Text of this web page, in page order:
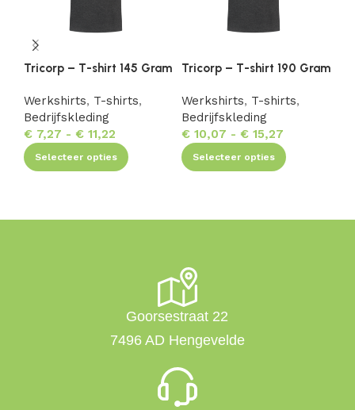
Tricorp – T-shirt 145 Gram
Werkshirts, T-shirts,
Bedrijfskleding
€ 7,27 - € 11,22
Selecteer opties
Tricorp – T-shirt 190 Gram
Werkshirts, T-shirts,
Bedrijfskleding
€10,07 - €15,27
Selecteer opties
Goorsestraat 22
7496 AD Hengevelde